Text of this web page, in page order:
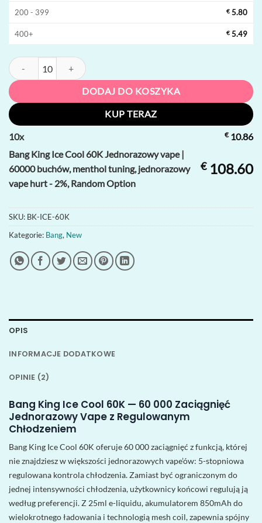
200 - 399 € 5.80
400+ € 5.49
ilość Bang King Ice Cool 60K Jednorazowy vape | 60000 buchów,
DODAJ DO KOSZYKA
KUP TERAZ
10x €10.86
Bang King Ice Cool 60K Jednorazowy vape |
60000 buchów, menthol tuning, jednorazowy
vape hurt - 2%, Random Option
€108.60
SKU: BK-ICE-60K
Kategorie: Bang, New
OPIS
INFORMACJE DODATKOWE
OPINIE (2)
Bang King Ice Cool 60K — 60 000 Zaciągnięć
Jednorazowy Vape z Regulowanym
Chłodzeniem
Bang King Ice Cool 60K oferuje 60 000 zaciągnięć z funkcją, której
nie znajdziesz w większości jednorazowych vape’ów: 5-stopniowa
regulowana kontrola chłodzenia. Zamiast być ograniczonym do
jednej intensywności chłodzenia, użytkownicy końcowi regulują ją
według preferencji. Z 25ml e-liquidu, akumulatorem 850mAh do
wielokrotnego ładowania i technologią mesh coil, zapewnia spójny